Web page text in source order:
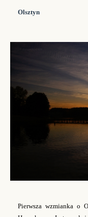
Olsztyn
Pierwsza wzmianka o